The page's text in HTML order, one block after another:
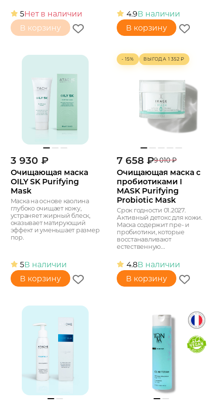
5Нет в наличии
В корзину
4.9В наличии
В корзину
3 930 ₽
Очищающая маска
OILY SK Purifying
Mask
Маска на основе каолина
глубоко очищает кожу,
устраняет жирный блеск,
оказывает матирующий
эффект и уменьшает размер
пор.
5В наличии
В корзину
- 15% ВЫГОДА 1 352 ₽
7 658 ₽9 010₽
Очищающая маска с
пробиотиками I
MASK Purifying
Probiotic Mask
Срок годности 01.2027.
Активный детокс для кожи.
Маска содержит пре- и
пробиотики, которые
восстанавливают
естественную...
4.8В наличии
В корзину